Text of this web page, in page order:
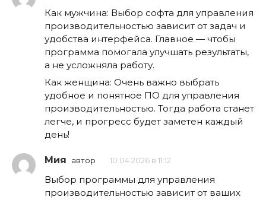
Как мужчина: Выбор софта для управления
производительностью зависит от задач и
удобства интерфейса. Главное — чтобы
программа помогала улучшать результаты,
а не усложняла работу.
Как женщина: Очень важно выбрать
удобное и понятное ПО для управления
производительностью. Тогда работа станет
легче, и прогресс будет заметен каждый
день!
Мия автор 10.04.2026 в 11:12
Выбор программы для управления
производительностью зависит от ваших